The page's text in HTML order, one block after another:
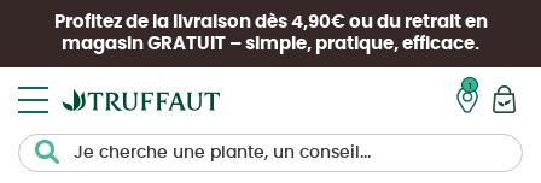
Profitez de la livraison dès 4,90€ ou du retrait en
magasin GRATUIT – simple, pratique, efficace.